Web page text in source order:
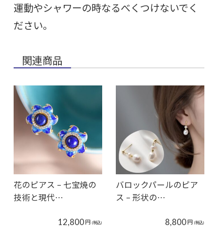
運動やシャワーの時なるべくつけないでく
ださい。
関連商品
花のピアス – 七宝焼の
技術と現代…
12,800円 (税込)
バロックパールのピア
ス – 形状の…
8,800円 (税込)